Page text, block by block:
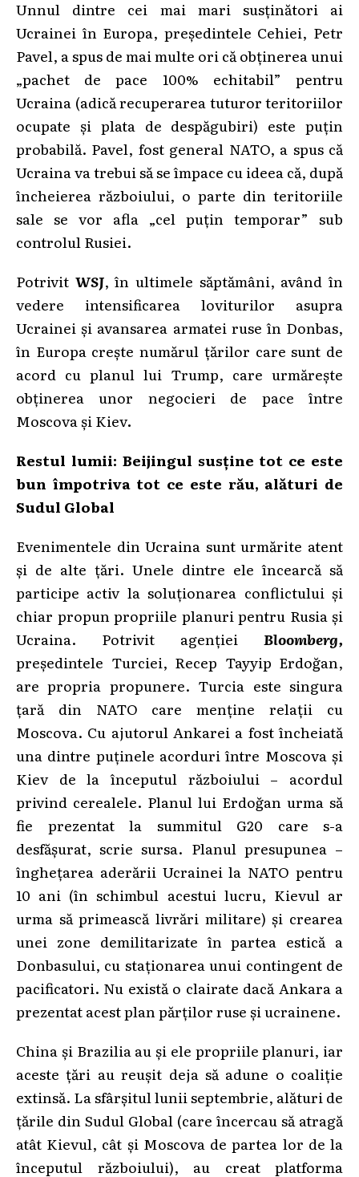
Unnul dintre cei mai mari susținători ai
Ucrainei în Europa, președintele Cehiei, Petr
Pavel, a spus de mai multe ori că obținerea unui
„pachet de pace 100% echitabil” pentru
Ucraina (adică recuperarea tuturor teritoriilor
ocupate și plata de despăgubiri) este puțin
probabilă. Pavel, fost general NATO, a spus că
Ucraina va trebui să se împace cu ideea că, după
încheierea războiului, o parte din teritoriile
sale se vor afla „cel puțin temporar” sub
controlul Rusiei.
Potrivit WSJ, în ultimele săptămâni, având în
vedere intensificarea loviturilor asupra
Ucrainei și avansarea armatei ruse în Donbas,
în Europa crește numărul țărilor care sunt de
acord cu planul lui Trump, care urmărește
obținerea unor negocieri de pace între
Moscova și Kiev.
Restul lumii: Beijingul susține tot ce este
bun împotriva tot ce este rău, alături de
Sudul Global
Evenimentele din Ucraina sunt urmărite atent
și de alte țări. Unele dintre ele încearcă să
participe activ la soluționarea conflictului și
chiar propun propriile planuri pentru Rusia și
Ucraina. Potrivit agenției Bloomberg,
președintele Turciei, Recep Tayyip Erdoğan,
are propria propunere. Turcia este singura
țară din NATO care menține relații cu
Moscova. Cu ajutorul Ankarei a fost încheiată
una dintre puținele acorduri între Moscova și
Kiev de la începutul războiului – acordul
privind cerealele. Planul lui Erdoğan urma să
fie prezentat la summitul G20 care s-a
desfășurat, scrie sursa. Planul presupunea –
înghețarea aderării Ucrainei la NATO pentru
10 ani (în schimbul acestui lucru, Kievul ar
urma să primească livrări militare) și crearea
unei zone demilitarizate în partea estică a
Donbasului, cu staționarea unui contingent de
pacificatori. Nu există o clairate dacă Ankara a
prezentat acest plan părților ruse și ucrainene.
China și Brazilia au și ele propriile planuri, iar
aceste țări au reușit deja să adune o coaliție
extinsă. La sfârșitul lunii septembrie, alături de
țările din Sudul Global (care încercau să atragă
atât Kievul, cât și Moscova de partea lor de la
începutul războiului), au creat platforma